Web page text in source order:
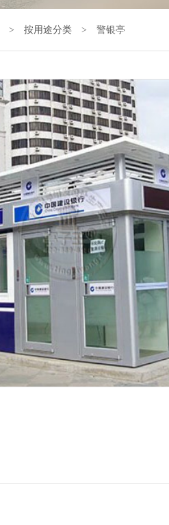
> 按用途分类 > 警银亭